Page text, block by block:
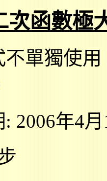
次函數極
單獨使
2006年4